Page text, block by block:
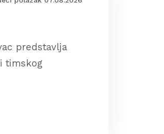
predstavlja
timskog